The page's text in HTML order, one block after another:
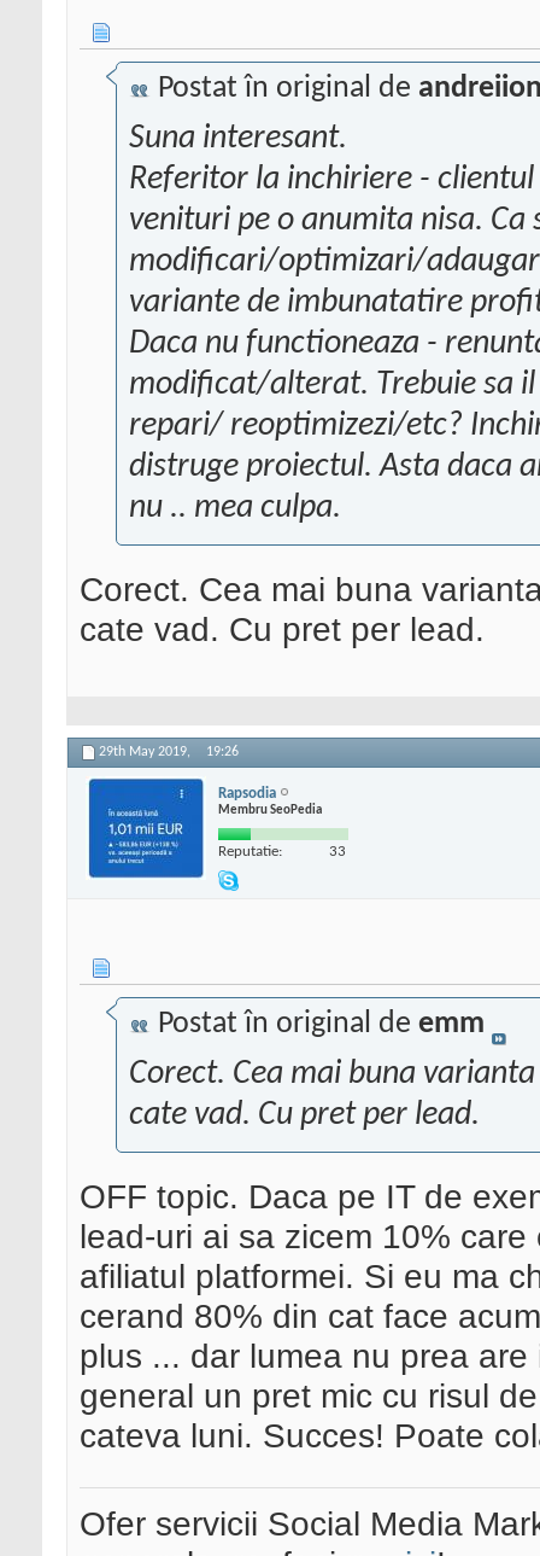
Postat în original de
Suna interesant.
Referitor la inchiriere -
venituri pe o anumita nisa. Ca
modificari/optimizari/
variante de imbunatatire
Daca nu functioneaza -
modificat/alterat. Trebuie sa
repari/ reoptimizezi/etc?
distruge proiectul. Asta daca
nu .. mea culpa.
Corect. Cea mai buna
cate vad. Cu pret per lead.
29th May 2019, 19:26
Rapsodia
Membru SeoPedia
Reputatie: 33
Postat în original de emm
Corect. Cea mai buna
cate vad. Cu pret per lead.
OFF topic. Daca pe IT de
lead-uri ai sa zicem 10%
afiliatul platformei. Si eu ma
cerand 80% din cat face
plus ... dar lumea nu prea
general un pret mic cu risul
cateva luni. Succes! Poate
Ofer servicii Social Media